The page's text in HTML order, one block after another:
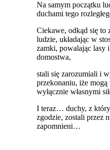
Na samym początku
duchami tego
Ciekawe, odkąd się to
ludzie, układając w
zamki, powalając lasy
domostwa,
stali się zarozumiali i
przekonaniu, iże mogą
wyłącznie własnymi
I teraz… duchy, z
zgodzie, zostali przez
zapomnieni…